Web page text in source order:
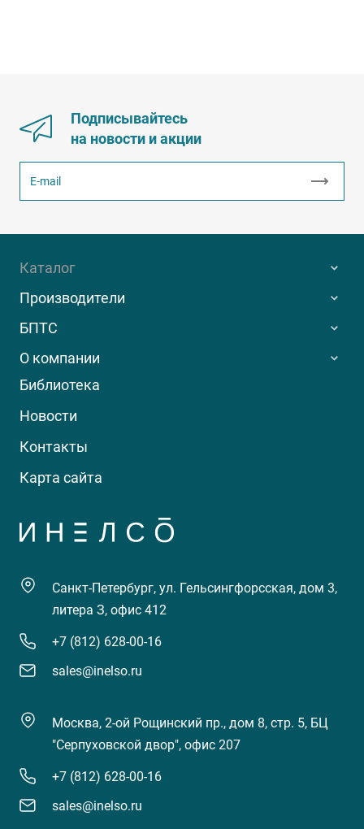
Подписывайтесь
на новости и акции
Каталог
Производители
БПТС
О компании
Библиотека
Новости
Контакты
Карта сайта
Санкт-Петербург, ул. Гельсингфорсская, дом 3,
литера З, офис 412
+7 (812) 628-00-16
sales@inelso.ru
Москва, 2-ой Рощинский пр., дом 8, стр. 5, БЦ
"Серпуховской двор", офис 207
+7 (812) 628-00-16
sales@inelso.ru